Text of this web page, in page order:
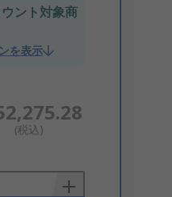
ント対象商
を表示
(税込)